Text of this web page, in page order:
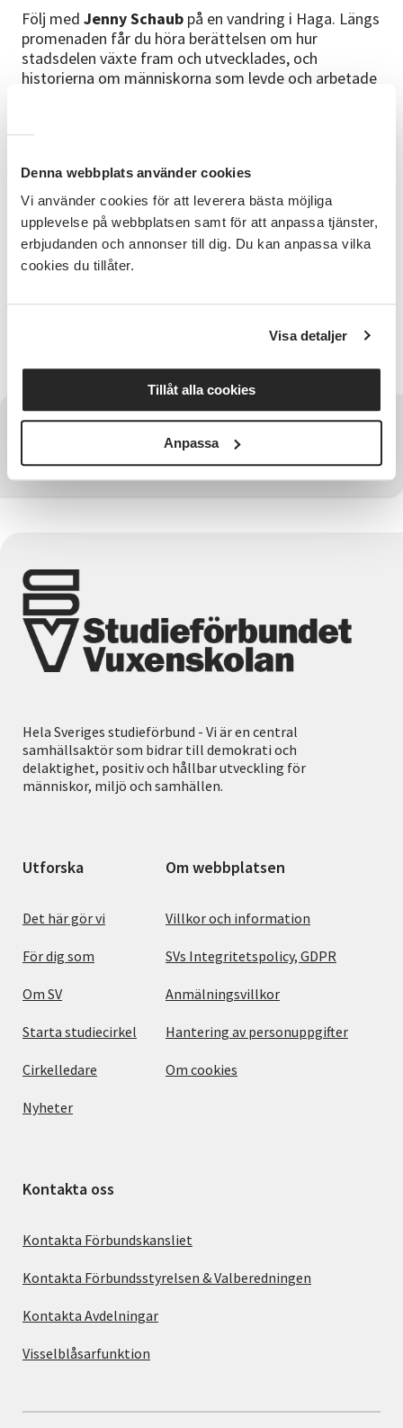
Denna webbplats använder cookies
Vi använder cookies för att leverera bästa möjliga
upplevelse på webbplatsen samt för att anpassa tjänster,
erbjudanden och annonser till dig. Du kan anpassa vilka
cookies du tillåter.
Visa detaljer
Tillåt alla cookies
Anpassa
Följ med Jenny Schaub på en vandring i Haga. Längs
promenaden får du höra berättelsen om hur
stadsdelen växte fram och utvecklades, och
historierna om människorna som levde och arbetade
superi, landshövdingehus, fångar, mord, sjukdomar
slutligen dagens lugna miljöer, med caféer, cyklar och
söndagspromenader.
Tid, plats och anmälan
OBS! Tiden! 11.00 Skanstorget (nedanför Skansen
vid Hagakyrkan Kallelse/Faktura mejlas alt. skickas
person. Är ni flera måste varje person anmälas
Har du några frågor?
Kontakta SV Göteborg
Hela Sveriges studieförbund - Vi är en central
samhällsaktör som bidrar till demokrati och
delaktighet, positiv och hållbar utveckling för
människor, miljö och samhällen.
Utforska
Det här gör vi
För dig som
Om SV
Starta studiecirkel
Cirkelledare
Nyheter
Om webbplatsen
Villkor och information
SVs Integritetspolicy, GDPR
Anmälningsvillkor
Hantering av personuppgifter
Om cookies
Kontakta oss
Kontakta Förbundskansliet
Kontakta Förbundsstyrelsen & Valberedningen
Kontakta Avdelningar
Visselblåsarfunktion